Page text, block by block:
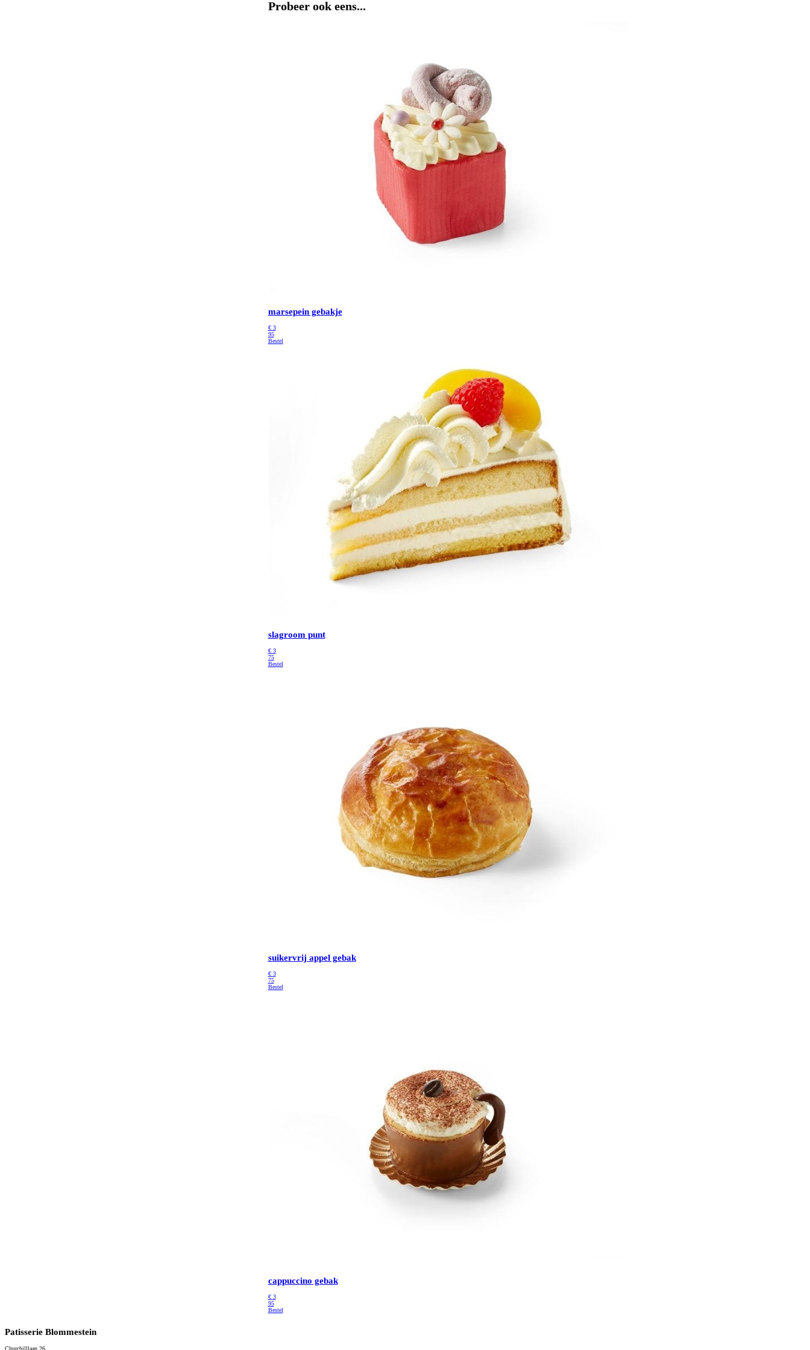
Probeer ook eens...
marsepein gebakje
€ 3
95
Bestel
slagroom punt
€ 3
75
Bestel
suikervrij appel gebak
€ 3
75
Bestel
cappuccino gebak
€ 3
95
Bestel
Patisserie Blommestein
Churchilllaan 26